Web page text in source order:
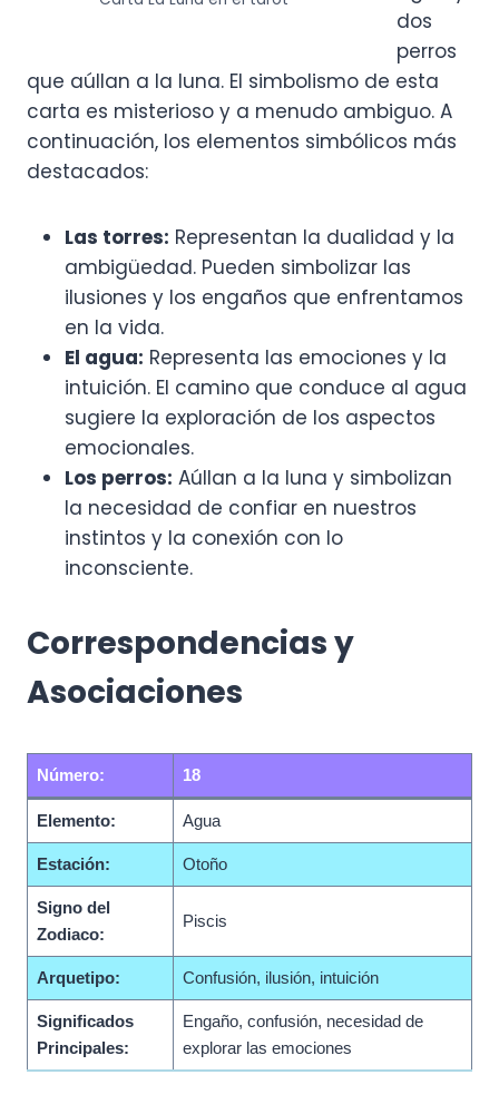
dos
perros
que aúllan a la luna. El simbolismo de esta
carta es misterioso y a menudo ambiguo. A
continuación, los elementos simbólicos más
destacados:
Las torres: Representan la dualidad y la
ambigüedad. Pueden simbolizar las
ilusiones y los engaños que enfrentamos
en la vida.
El agua: Representa las emociones y la
intuición. El camino que conduce al agua
sugiere la exploración de los aspectos
emocionales.
Los perros: Aúllan a la luna y simbolizan
la necesidad de confiar en nuestros
instintos y la conexión con lo
inconsciente.
Correspondencias y
Asociaciones
Número: 18
Elemento: Agua
Estación: Otoño
Signo del
Zodiaco:
Piscis
Arquetipo: Confusión, ilusión, intuición
Significados
Principales:
Engaño, confusión, necesidad de
explorar las emociones